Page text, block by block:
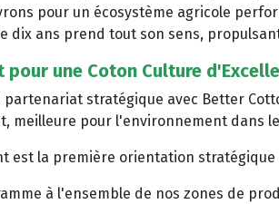
pour un écosystème agricole
dix ans prend tout son sens,
pour une Coton Culture
partenariat stratégique avec Better
meilleure pour l'environnement dans
est la première orientation
à l'ensemble de nos zones de